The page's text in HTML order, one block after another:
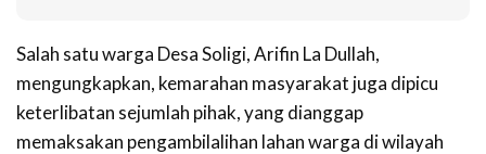
Salah satu warga Desa Soligi, Arifin La Dullah,
mengungkapkan, kemarahan masyarakat juga dipicu
keterlibatan sejumlah pihak, yang dianggap
memaksakan pengambilalihan lahan warga di wilayah